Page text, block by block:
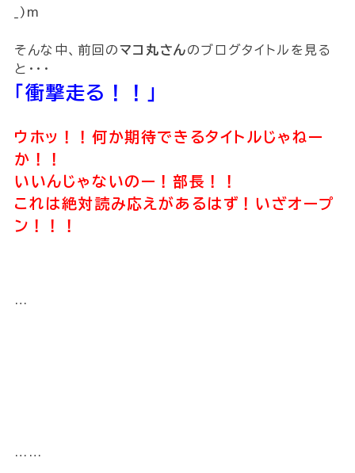
_)m
そんな中、前回のマコ丸さんのブログタイトルを見る
と・・・
「衝撃走る！！」
ウホッ！！何か期待できるタイトルじゃねー
か！！
いいんじゃないのー！部長！！
これは絶対読み応えがあるはず！いざオープ
ン！！！
…
……